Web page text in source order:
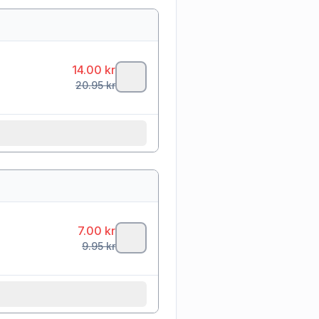
14.00 kr
20.95kr
7.00 kr
9.95kr